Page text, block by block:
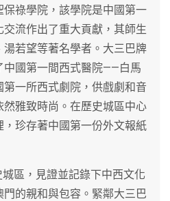
祿學院，該學院是中國第一
流作出了重大貢獻，其師生
若望等著名學者。大三巴牌
中國第一間西式醫院——白馬
一所西式劇院，供戲劇和音
雅致時尚。在歷史城區中心
珍存著中國第一份外文報紙
區，見證並記錄下中西文化
的親和與包容。緊鄰大三巴